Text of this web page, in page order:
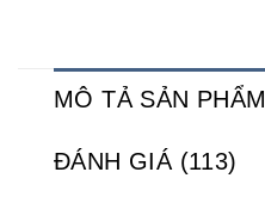
MÔ TẢ SẢN PHẨM
ĐÁNH GIÁ (113)